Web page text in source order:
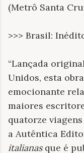
(Metrô Santa
>>> Brasil:
“Lançada
Unidos, esta
emocionante
maiores
quatorze
a Autêntica
italianasque é